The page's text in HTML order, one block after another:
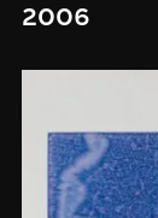
2006